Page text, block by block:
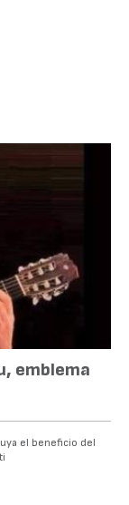
emblema
el beneficio del